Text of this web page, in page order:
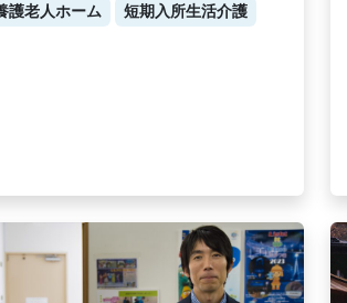
護老人ホーム 短期入所生活介護